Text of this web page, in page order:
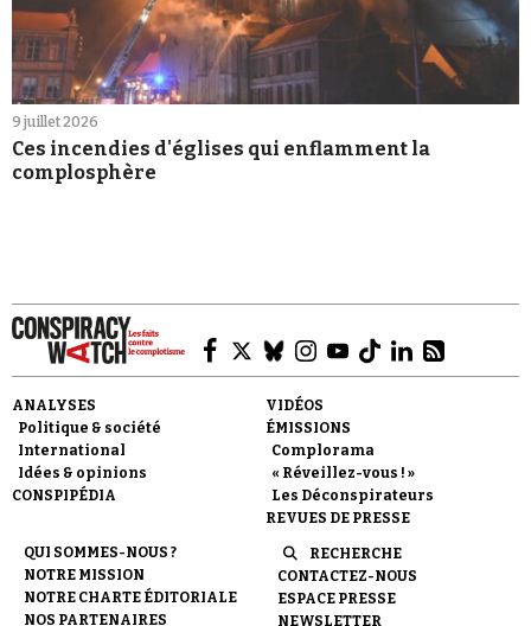
9 juillet 2026
Ces incendies d'églises qui enflamment la
complosphère
ANALYSES
Politique & société
International
Idées & opinions
CONSPIPÉDIA
VIDÉOS
ÉMISSIONS
Complorama
« Réveillez-vous ! »
Les Déconspirateurs
REVUES DE PRESSE
QUI SOMMES-NOUS ?
NOTRE MISSION
NOTRE CHARTE ÉDITORIALE
NOS PARTENAIRES
RECHERCHE
CONTACTEZ-NOUS
ESPACE PRESSE
NEWSLETTER